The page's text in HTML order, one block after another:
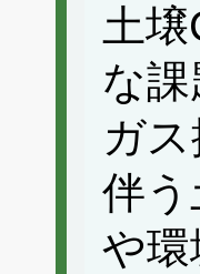
土
な
ガ
伴
や